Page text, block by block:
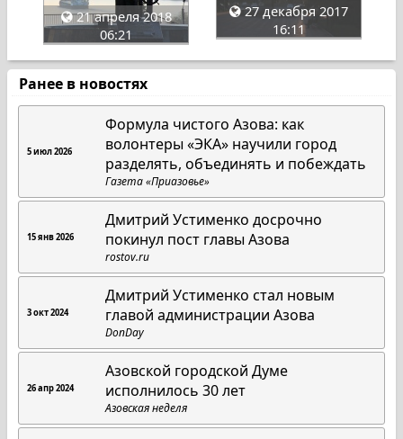
21 апреля 2018
06:21
27 декабря 2017
16:11
Ранее в новостях
5 июл 2026
Формула чистого Азова: как
волонтеры «ЭКА» научили город
разделять, объединять и побеждать
Газета «Приазовье»
15 янв 2026
Дмитрий Устименко досрочно
покинул пост главы Азова
rostov.ru
3 окт 2024
Дмитрий Устименко стал новым
главой администрации Азова
DonDay
26 апр 2024
Азовской городской Думе
исполнилось 30 лет
Азовская неделя